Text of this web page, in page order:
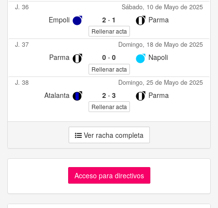
J. 36 Sábado, 10 de Mayo de 2025
Empoli 2· 1 Parma
Rellenar acta
J. 37 Domingo, 18 de Mayo de 2025
Parma 0· 0 Napoli
Rellenar acta
J. 38 Domingo, 25 de Mayo de 2025
Atalanta 2· 3 Parma
Rellenar acta
Ver racha completa
Acceso para directivos